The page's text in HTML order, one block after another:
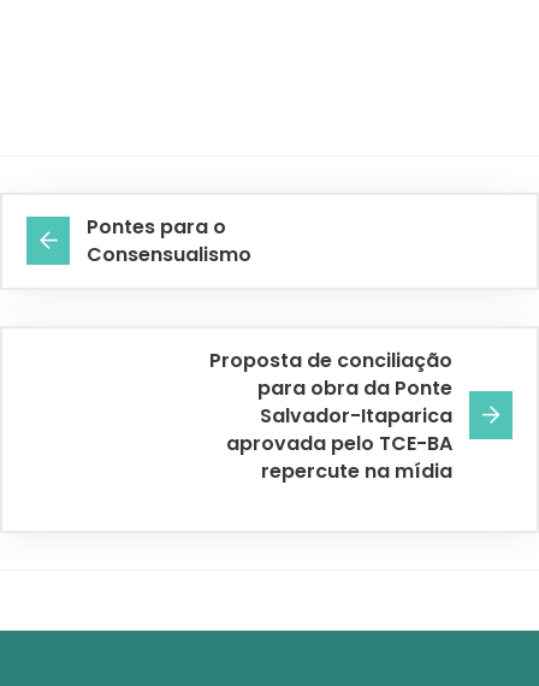
Pontes para o
Consensualismo
Proposta de conciliação
para obra da Ponte
Salvador-Itaparica
aprovada pelo TCE-BA
repercute na mídia